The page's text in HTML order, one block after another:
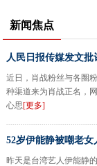
新闻焦点
人民日报传媒发文
近日，肖战粉丝与各圈
种渠道来为肖战正名，
心思[更多]
52岁伊能静被嘲老
昨天是台湾艺人伊能静